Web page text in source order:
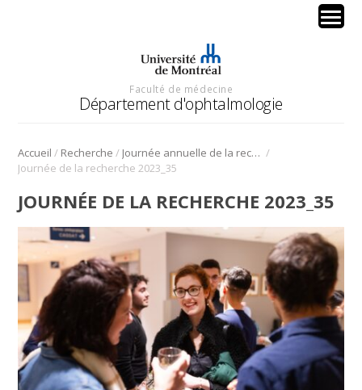
Faculté de médecine
Département d'ophtalmologie
Accueil / Recherche / Journée annuelle de la recherche en ophtalmologie de l’Université de Montréal /
Journée de la recherche 2023_35
JOURNÉE DE LA RECHERCHE 2023_35